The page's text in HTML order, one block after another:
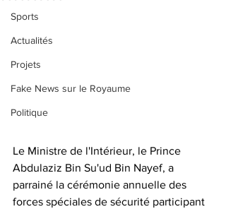
Sports
Actualités
Projets
Fake News sur le Royaume
Politique
Le Ministre de l'Intérieur, le Prince
Abdulaziz Bin Su'ud Bin Nayef, a
parrainé la cérémonie annuelle des
forces spéciales de sécurité participant